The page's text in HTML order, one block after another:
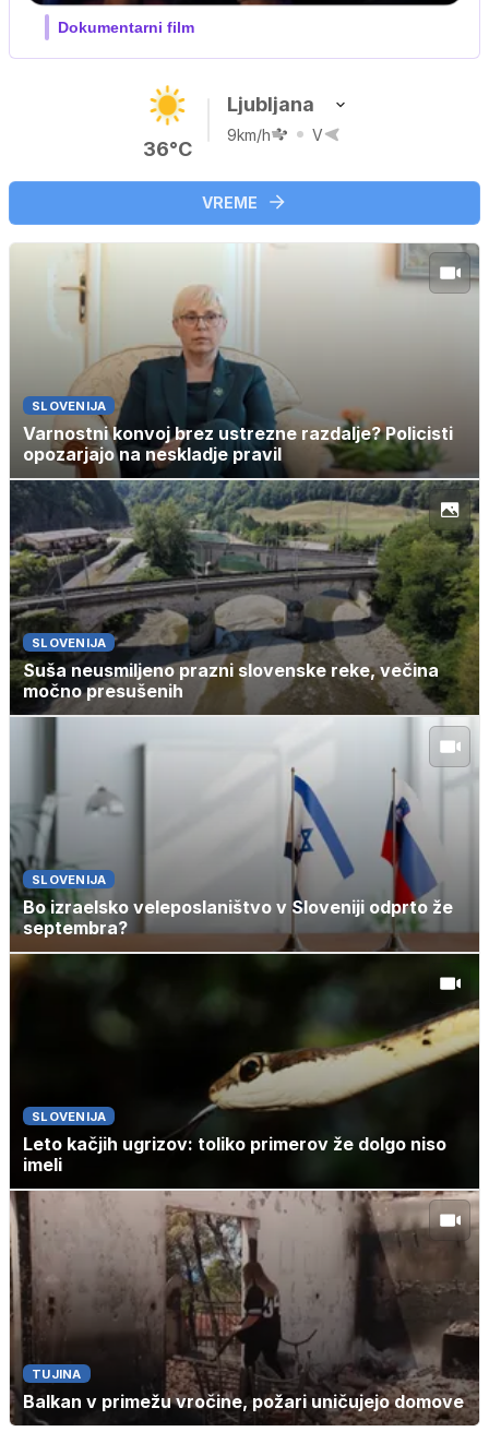
Film meseca / družinski, pustolovski
36°C
Ljubljana
9km/h V
VREME
SLOVENIJA
Varnostni konvoj brez ustrezne razdalje? Policisti
opozarjajo na neskladje pravil
SLOVENIJA
Suša neusmiljeno prazni slovenske reke, večina
močno presušenih
SLOVENIJA
Bo izraelsko veleposlaništvo v Sloveniji odprto že
septembra?
SLOVENIJA
Leto kačjih ugrizov: toliko primerov že dolgo niso
imeli
TUJINA
Balkan v primežu vročine, požari uničujejo domove